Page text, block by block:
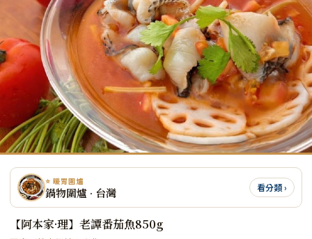
⭐ 暖胃圍爐
鍋物圍爐 · 台灣 看分類 ›
【阿本家·理】老譚番茄魚850g